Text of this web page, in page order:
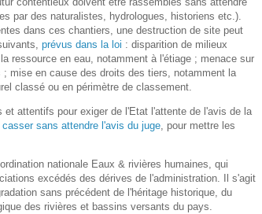
par des naturalistes, hydrologues, historiens etc.).
dans ces chantiers, une destruction de site peut
prévus dans la loi : disparition de milieux
ressource en eau, notamment à l'étiage ; menace sur
mise en cause des droits des tiers, notamment la
classé ou en périmètre de classement.
attentifs pour exiger de l'Etat l'attente de l'avis de la
sans attendre l'avis du juge, pour mettre les
nationale Eaux & rivières humaines, qui
excédés des dérives de l'administration. Il s'agit
sans précédent de l'héritage historique, du
des rivières et bassins versants du pays.